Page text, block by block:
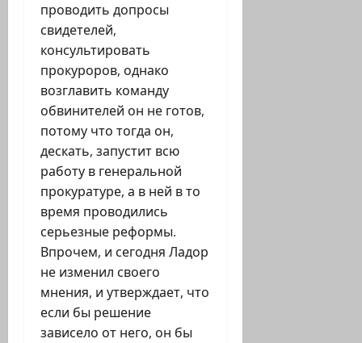
проводить допросы
свидетелей,
консультировать
прокуроров, однако
возглавить команду
обвинителей он не готов,
потому что тогда он,
дескать, запустит всю
работу в генеральной
прокуратуре, а в ней в то
время проводились
серьезные реформы.
Впрочем, и сегодня Ладор
не изменил своего
мнения, и утверждает, что
если бы решение
зависело от него, он бы